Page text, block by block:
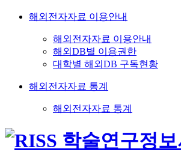
해외전자자료 이용안내
해외전자자료 이용안내
해외DB별 이용권한
대학별 해외DB 구독현황
해외전자자료 통계
해외전자자료 통계